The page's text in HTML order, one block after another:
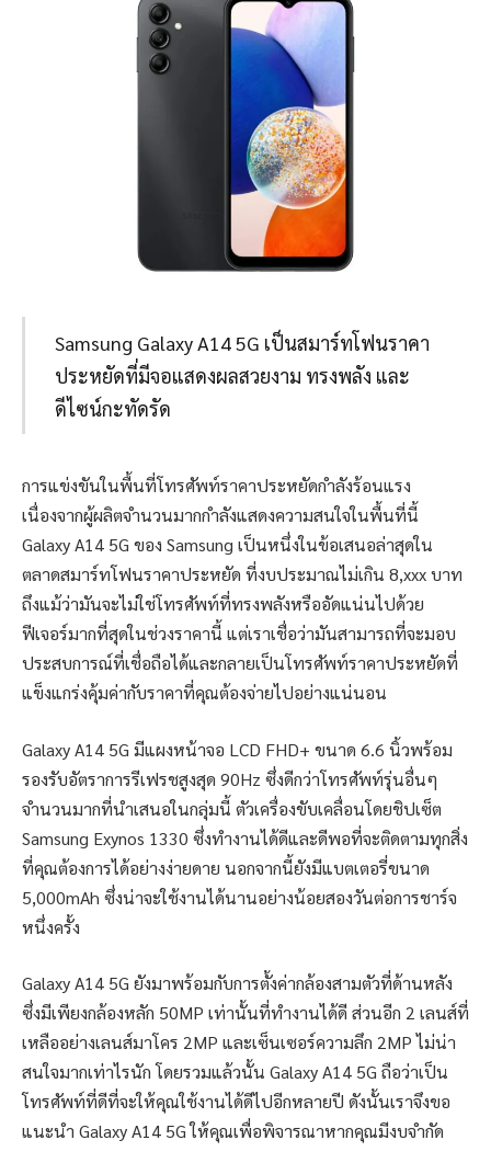
Samsung Galaxy A14 5G เป็นสมาร์ทโฟนราคา
ประหยัดที่มีจอแสดงผลสวยงาม ทรงพลัง และ
ดีไซน์กะทัดรัด
การแข่งขันในพื้นที่โทรศัพท์ราคาประหยัดกำลังร้อนแรง
เนื่องจากผู้ผลิตจำนวนมากกำลังแสดงความสนใจในพื้นที่นี้
Galaxy A14 5G ของ Samsung เป็นหนึ่งในข้อเสนอล่าสุดใน
ตลาดสมาร์ทโฟนราคาประหยัด ที่งบประมาณไม่เกิน 8,xxx บาท
ถึงแม้ว่ามันจะไม่ใช่โทรศัพท์ที่ทรงพลังหรืออัดแน่นไปด้วย
ฟีเจอร์มากที่สุดในช่วงราคานี้ แต่เราเชื่อว่ามันสามารถที่จะมอบ
ประสบการณ์ที่เชื่อถือได้และกลายเป็นโทรศัพท์ราคาประหยัดที่
แข็งแกร่งคุ้มค่ากับราคาที่คุณต้องจ่ายไปอย่างแน่นอน
Galaxy A14 5G มีแผงหน้าจอ LCD FHD+ ขนาด 6.6 นิ้วพร้อม
รองรับอัตราการรีเฟรชสูงสุด 90Hz ซึ่งดีกว่าโทรศัพท์รุ่นอื่นๆ
จำนวนมากที่นำเสนอในกลุ่มนี้ ตัวเครื่องขับเคลื่อนโดยชิปเซ็ต
Samsung Exynos 1330 ซึ่งทำงานได้ดีและดีพอที่จะติดตามทุกสิ่ง
ที่คุณต้องการได้อย่างง่ายดาย นอกจากนี้ยังมีแบตเตอรี่ขนาด
5,000mAh ซึ่งน่าจะใช้งานได้นานอย่างน้อยสองวันต่อการชาร์จ
หนึ่งครั้ง
Galaxy A14 5G ยังมาพร้อมกับการตั้งค่ากล้องสามตัวที่ด้านหลัง
ซึ่งมีเพียงกล้องหลัก 50MP เท่านั้นที่ทำงานได้ดี ส่วนอีก 2 เลนส์ที่
เหลืออย่างเลนส์มาโคร 2MP และเซ็นเซอร์ความลึก 2MP ไม่น่า
สนใจมากเท่าไรนัก โดยรวมแล้วนั้น Galaxy A14 5G ถือว่าเป็น
โทรศัพท์ที่ดีที่จะให้คุณใช้งานได้ดีไปอีกหลายปี ดังนั้นเราจึงขอ
แนะนำ Galaxy A14 5G ให้คุณเพื่อพิจารณาหากคุณมีงบจำกัด